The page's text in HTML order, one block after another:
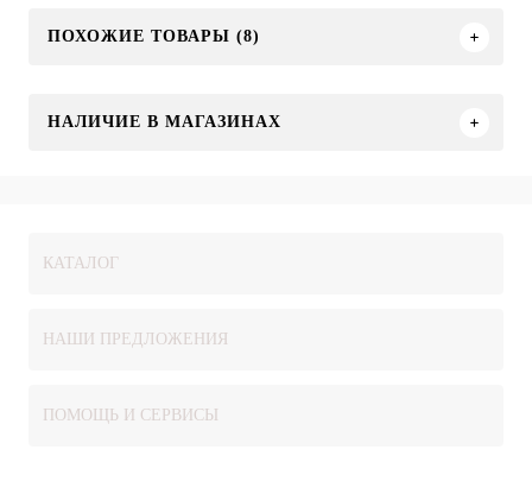
ПОХОЖИЕ ТОВАРЫ (8)
НАЛИЧИЕ В МАГАЗИНАХ
КАТАЛОГ
НАШИ ПРЕДЛОЖЕНИЯ
ПОМОЩЬ И СЕРВИСЫ